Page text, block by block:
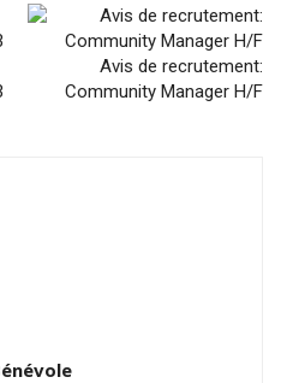
Avis de recrutement:
Community Manager H/F